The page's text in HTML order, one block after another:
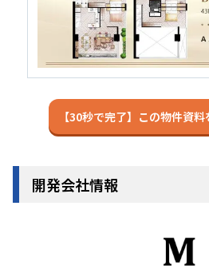
【30秒で完了】この物件資
開発会社情報